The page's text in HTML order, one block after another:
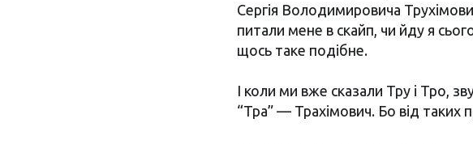
Сергія Володимировича
питали мене в скайп, чи йду я
щось таке подібне.
І коли ми вже сказали Тру і Тро,
“Тра” — Трахімович. Бо від таких